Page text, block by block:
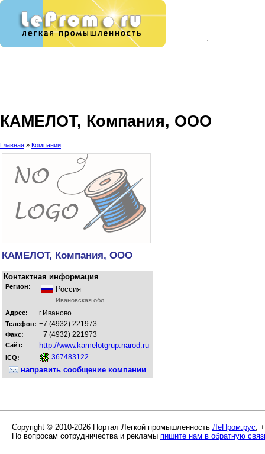
КАМЕЛОТ, Компания, ООО
Главная » Компании
КАМЕЛОТ, Компания, ООО
Контактная информация
Регион: Россия
Ивановская обл.
Адрес:
г.Иваново
Телефон: +7 (4932) 221973
Факс: +7 (4932) 221973
Сайт: http://www.kamelotgrup.narod.ru
ICQ: 367483122
направить сообщение компании
Copyright © 2010-2026 Портал Легкой промышленность ЛеПром.рус ,
По вопросам сотрудничества и рекламы пишите нам в обратную